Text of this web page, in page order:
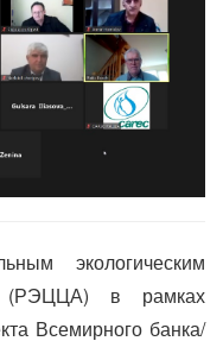
экологическим
(РЭЦЦА) в рамках
Всемирного банка/